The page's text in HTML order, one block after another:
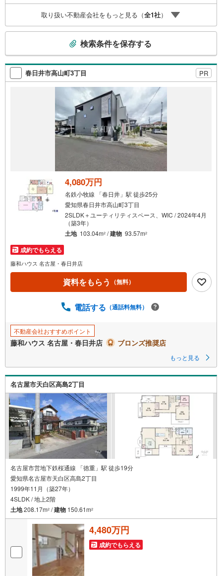
軽にご連絡下さい！現地を見学される場合は「室内・現地
を見学する（無料）」ボタンよりご希望の日時をご記入い
ただけますとスムーズにご案内が可能です。
取り扱い不動産会社をもっと見る（全1社）
検
索
条
イ
ペ
ー
ジ
検索条件を保存する
春日井市高山町3丁目 PR
4,080万円
名鉄小牧線 「春日井」駅 徒歩25分
愛知県春日井市高山町3丁目
2SLDK＋ユーティリティスペース、WIC / 2024年4月
（築3年）
土地 103.04m2 /建物 93.57m2
成約でもらえる
藤和ハウス 名古屋・春日井店
資料をもらう （無料）
電話する （通話料無料）
不動産会社おすすめポイント
藤和ハウス 名古屋・春日井店 ブロンズ推奨店
もっと見る
名古屋市天白区高島2丁目
名古屋市営地下鉄桜通線 「徳重」駅 徒歩19分
愛知県名古屋市天白区高島2丁目
1999年11月（築27年）
4SLDK / 地上2階
土地208.17m2 /建物 150.61m2
4,480万円
成約でもらえる